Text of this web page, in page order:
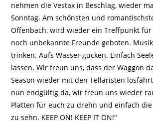
nehmen die Vestax in Beschlag, wieder
Sonntag. Am schönsten und
Offenbach, wird wieder ein Treffpunkt für
noch unbekannte Freunde geboten.
trinken. Aufs Wasser gucken. Einfach
lassen. Wir freun uns, dass der Waggon
Season wieder mit den Tellaristen
nun endgültig da, wir freun uns wieder
Platten für euch zu drehn und einfach
zu sehn. KEEP ON! KEEP IT ON!"